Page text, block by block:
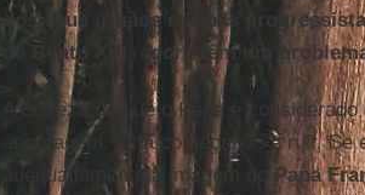
dos seus irmãos e irmãs
de Bento XVI, agora têm um
A certeza de que o Papa é
ancoragem, está começando a ruir.
adequadamente à imagem do Papa